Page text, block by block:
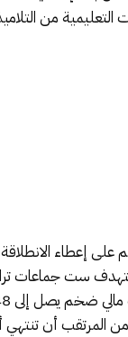
التعليمية من
إعطاء
ست